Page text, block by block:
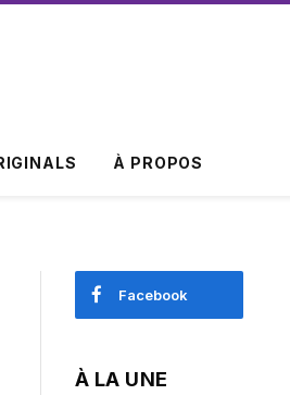
À PROPOS
Facebook
À LA UNE